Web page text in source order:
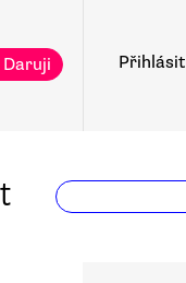
Přihlásit